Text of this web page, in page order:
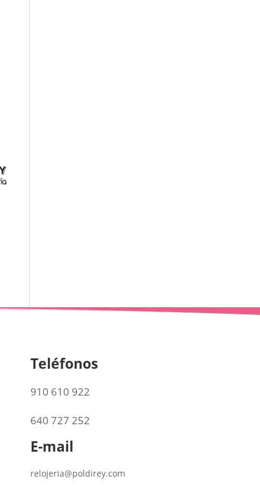
Teléfonos
910 610 922
640 727 252
E-mail
relojeria@poldirey.com